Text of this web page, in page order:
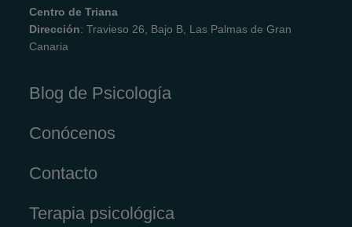
Centro de Triana
Dirección: Travieso 26, Bajo B, Las Palmas de Gran
Canaria
Blog de Psicología
Conócenos
Contacto
Terapia psicológica